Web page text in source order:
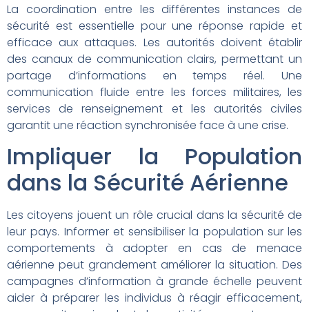
La coordination entre les différentes instances de
sécurité est essentielle pour une réponse rapide et
efficace aux attaques. Les autorités doivent établir
des canaux de communication clairs, permettant un
partage d’informations en temps réel. Une
communication fluide entre les forces militaires, les
services de renseignement et les autorités civiles
garantit une réaction synchronisée face à une crise.
Impliquer la Population
dans la Sécurité Aérienne
Les citoyens jouent un rôle crucial dans la sécurité de
leur pays. Informer et sensibiliser la population sur les
comportements à adopter en cas de menace
aérienne peut grandement améliorer la situation. Des
campagnes d’information à grande échelle peuvent
aider à préparer les individus à réagir efficacement,